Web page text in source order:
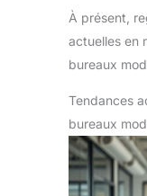
À présent,
actuelles en
bureaux
Tendances
bureaux